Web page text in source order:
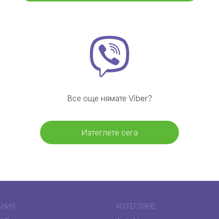
Все още нямате Viber?
Изтеглете сега
ИЗТЕГЛЯНЕ